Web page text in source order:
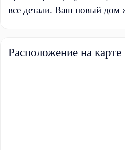
все детали. Ваш новый дом
Расположение на карте